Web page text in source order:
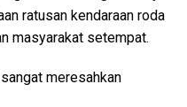
ratusan kendaraan roda
masyarakat setempat.
meresahkan